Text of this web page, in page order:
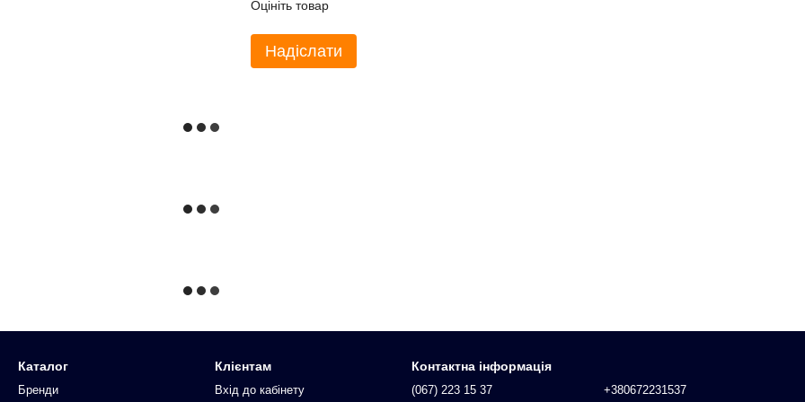
Оцініть товар
Надіслати
Каталог
Бренди
Клієнтам
Вхід до кабінету
Контактна інформація
(067) 223 15 37 +380672231537